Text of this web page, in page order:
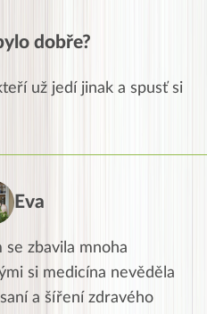
dobře?
už jedí jinak a spusť si
Eva
zbavila mnoha
si medicína nevěděla
a šíření zdravého